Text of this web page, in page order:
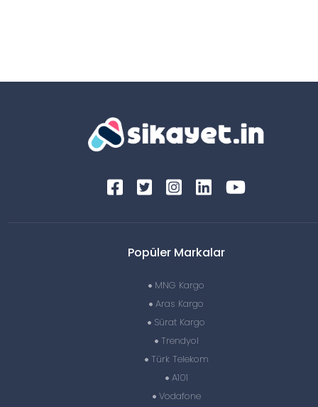
Popüler Markalar
MNG Kargo
Aras Kargo
Sürat Kargo
Trendyol
Türk Telekom
A101
Vodafone